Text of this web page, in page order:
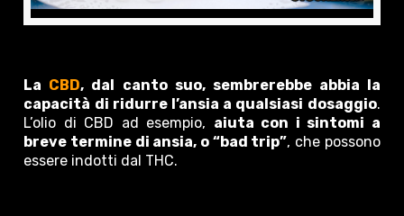
La CBD, dal canto suo, sembrerebbe abbia la
capacità di ridurre l’ansia a qualsiasi dosaggio.
L’olio di CBD ad esempio, aiuta con i sintomi a
breve termine di ansia, o “bad trip”, che possono
essere indotti dal THC.